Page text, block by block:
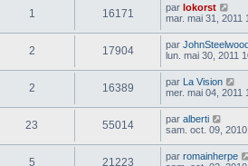
1 16171 par lokorst
mar. mai 31, 2011
2 17904 par
lun. mai 30, 2011
2 16389 par La Vision
mer. mai 04, 2011
23 55014 par alberti
sam. oct. 09,
5 21223 par romainherpe